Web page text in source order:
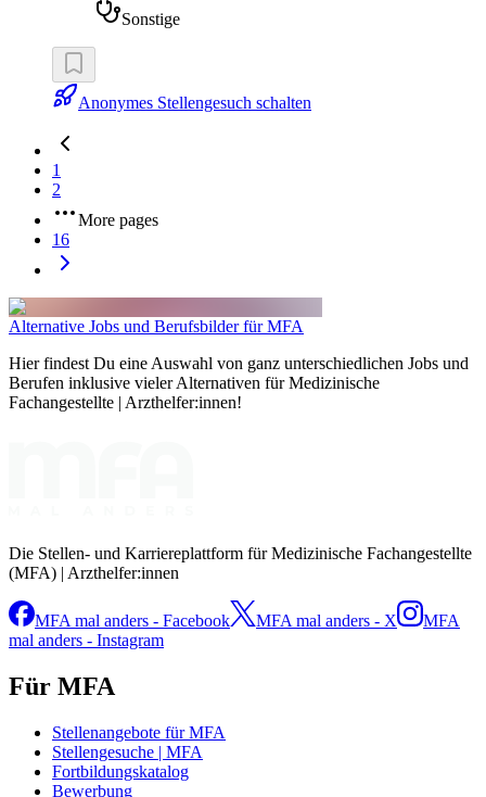
Sonstige
Anonymes Stellengesuch schalten
1
2
More pages
16
Alternative Jobs und Berufsbilder für MFA
Hier findest Du eine Auswahl von ganz unterschiedlichen Jobs und
Berufen inklusive vieler Alternativen für Medizinische
Fachangestellte | Arzthelfer:innen!
Die Stellen- und Karriereplattform für Medizinische Fachangestellte
(MFA) | Arzthelfer:innen
MFA mal anders - Facebook MFA mal anders - X
MFA
mal anders - Instagram
Für MFA
Stellenangebote für MFA
Stellengesuche | MFA
Fortbildungskatalog
Bewerbung